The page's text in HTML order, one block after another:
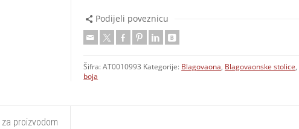
Podijeli poveznicu
Šifra:AT0010993 Kategorije: Blagovaona, Blagovaonske stolice,
boja
za proizvodom